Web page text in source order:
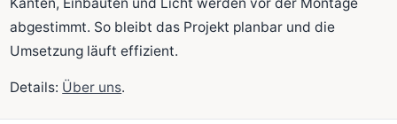
abgestimmt. So bleibt das Projekt planbar und die
Umsetzung läuft effizient.
Details: Über uns.